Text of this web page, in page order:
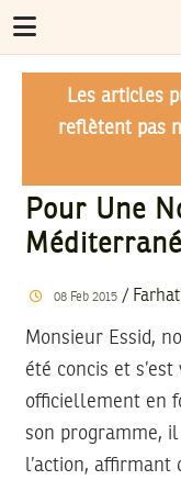
Les articles
reflètent pas
Pour Une
08 Feb 2015/
Monsieur Essid,
été concis et
officiellement en
son programme,
l’action, affirmant